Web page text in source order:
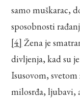
samo muškarac,
sposobnosti
[4] Žena je
divljenja, kad su
Isusovom,
milosrđa,